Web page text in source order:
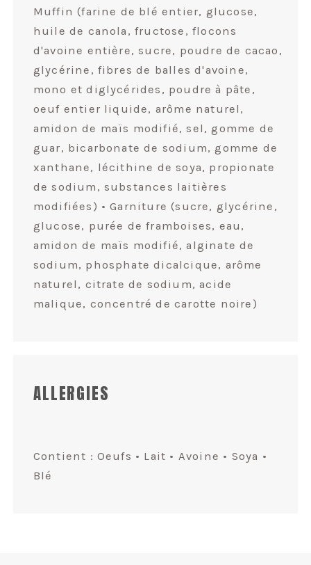
Muffin (farine de blé entier, glucose,
huile de canola, fructose, flocons
d'avoine entière, sucre, poudre de cacao,
glycérine, fibres de balles d'avoine,
mono et diglycérides, poudre à pâte,
oeuf entier liquide, arôme naturel,
amidon de maïs modifié, sel, gomme de
guar, bicarbonate de sodium, gomme de
xanthane, lécithine de soya, propionate
de sodium, substances laitières
modifiées) • Garniture (sucre, glycérine,
glucose, purée de framboises, eau,
amidon de maïs modifié, alginate de
sodium, phosphate dicalcique, arôme
naturel, citrate de sodium, acide
malique, concentré de carotte noire)
ALLERGIES
Contient : Oeufs • Lait • Avoine • Soya •
Blé